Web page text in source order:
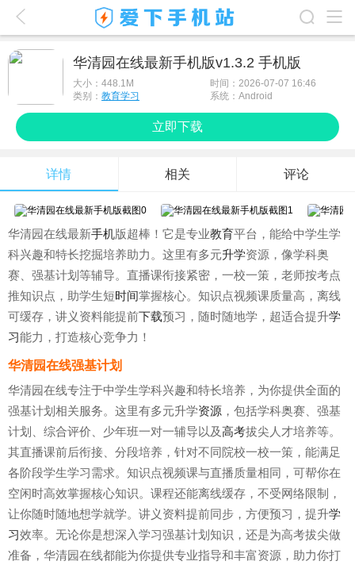
应用排行榜
最新游戏
最新应用
手机使用
游戏攻略
华清园在线最新手机版v1.3.2 手机版
大小： 448.1M
时间：2026-07-07 16:46
类别： 教育学习 系统：Android
立即下载
详情 相关 评论
华清园在线最新手机版超棒！它是专业教育平台，能给中学生学
科兴趣和特长挖掘培养助力。这里有多元升学资源，像学科奥
赛、强基计划等辅导。直播课衔接紧密，一校一策，老师按考点
推知识点，助学生短时间掌握核心。知识点视频课质量高，离线
可缓存，讲义资料能提前下载预习，随时随地学，超适合提升学
习能力，打造核心竞争力！
华清园在线强基计划
华清园在线专注于中学生学科兴趣和特长培养，为你提供全面的
强基计划相关服务。这里有多元升学资源 ，包括学科奥赛、强基
计划、综合评价、少年班一对一辅导以及高考拔尖人才培养等。
其直播课前后衔接、分段培养，针对不同院校一校一策，能满足
各阶段学生学习需求。知识点视频课与直播质量相同，可帮你在
空闲时高效掌握核心知识。课程还能离线缓存，不受网络限制，
让你随时随地想学就学。讲义资料提前同步，方便预习，提升学
习效率。无论你是想深入学习强基计划知识，还是为高考拔尖做
准备，华清园在线都能为你提供专业指导和丰富资源，助力你打